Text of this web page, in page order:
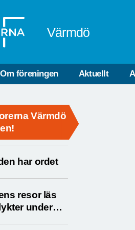
Värmdö
Om föreningen Aktuellt
Värmdö
har ordet
resor läs
under